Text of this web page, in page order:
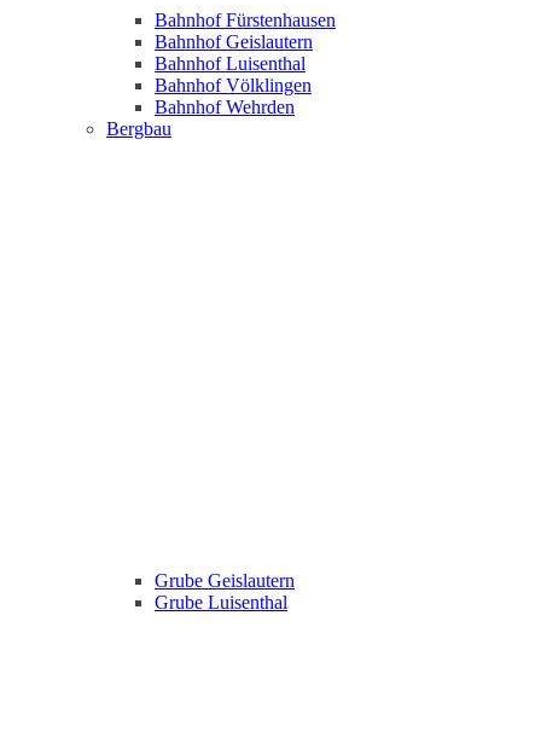
Bahnhof Fürstenhausen
Bahnhof Geislautern
Bahnhof Luisenthal
Bahnhof Völklingen
Bahnhof Wehrden
Bergbau
Grube Geislautern
Grube Luisenthal